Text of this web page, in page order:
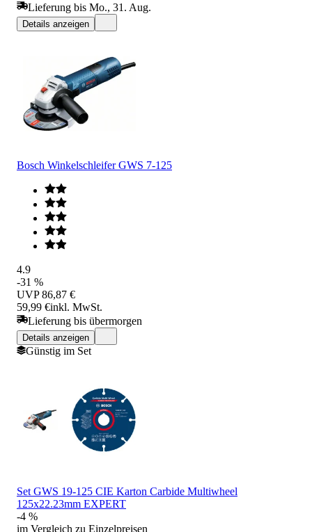
Lieferung bis Mo., 31. Aug.
Details anzeigen
Bosch Winkelschleifer GWS 7-125
4.9
-31 %
UVP 86,87 €
59,99 €inkl. MwSt.
Lieferung bis übermorgen
Details anzeigen
Günstig im Set
Set GWS 19-125 CIE Karton Carbide Multiwheel
125x22.23mm EXPERT
-4 %
im Vergleich zu Einzelpreisen